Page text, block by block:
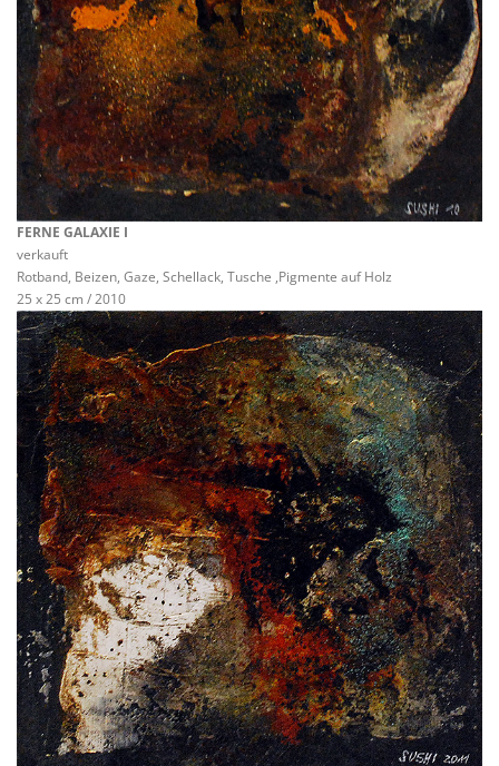
FERNE GALAXIE I
verkauft
Rotband, Beizen, Gaze, Schellack, Tusche ,Pigmente auf Holz
25 x 25 cm / 2010